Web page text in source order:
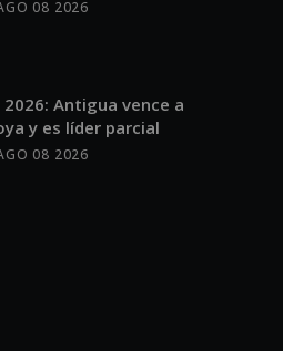
08 2026
Antigua vence a
y es líder parcial
08 2026